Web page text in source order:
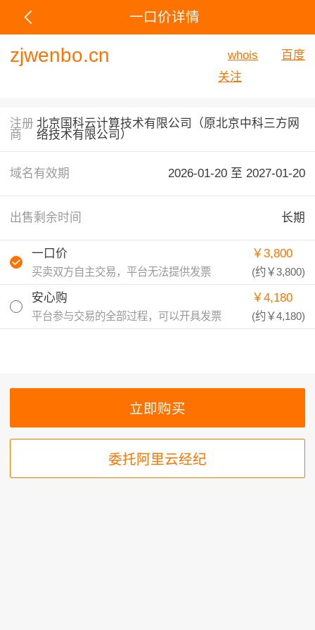
一口价详情
zjwenbo.cn whois
百度
关注
注册
商
北京国科云计算技术有限公司（原北京中科三方网
络技术有限公司）
域名有效期 2026-01-20 至 2027-01-20
出售剩余时间 长期
一口价
买卖双方自主交易，平台无法提供发票
￥3,800
(约￥3,800)
安心购
平台参与交易的全部过程，可以开具发票
￥4,180
(约￥4,180)
委托阿里云经纪